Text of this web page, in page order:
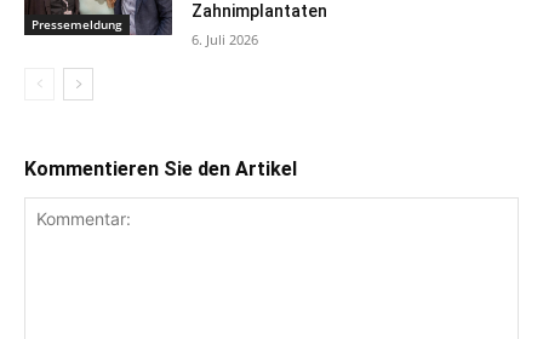
Pressemeldung
Zahnimplantaten
6. Juli 2026
Kommentieren Sie den Artikel